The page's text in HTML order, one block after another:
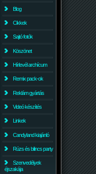
Blog
Cikkek
Sajtó fotók
Köszönet
Hírlevél archícum
Remix pack-ok
Reklám gyártás
Videó készítés
Linkek
Candyland kiajánló
Rúzs és bilincs party
Szenvedélyek
éjszakája